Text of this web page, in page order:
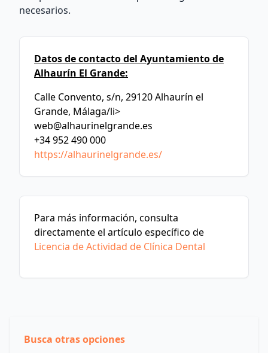
necesarios.
Datos de contacto del Ayuntamiento de
Alhaurín El Grande:
Calle Convento, s/n, 29120 Alhaurín el
Grande, Málaga/li>
web@alhaurinelgrande.es
+34 952 490 000
https://alhaurinelgrande.es/
Para más información, consulta
directamente el artículo específico de
Licencia de Actividad de Clínica Dental
Busca otras opciones